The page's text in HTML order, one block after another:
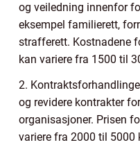
og veiledning innenfor
eksempel familierett,
strafferett. Kostnadene
kan variere fra 1500 til
2.
og revidere kontrakter
organisasjoner. Prisen
variere fra 2000 til 5000